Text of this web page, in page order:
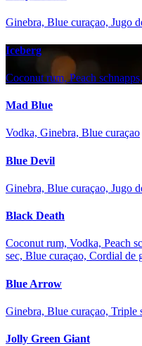
Ginebra, Blue curaçao, Jugo
Iceberg
Coconut rum, Peach
Mad Blue
Vodka, Ginebra, Blue curaçao
Blue Devil
Ginebra, Blue curaçao, Jugo
Black Death
Coconut rum, Vodka, Peach
sec, Blue curaçao, Cordial de
Blue Arrow
Ginebra, Blue curaçao, Triple
Jolly Green Giant